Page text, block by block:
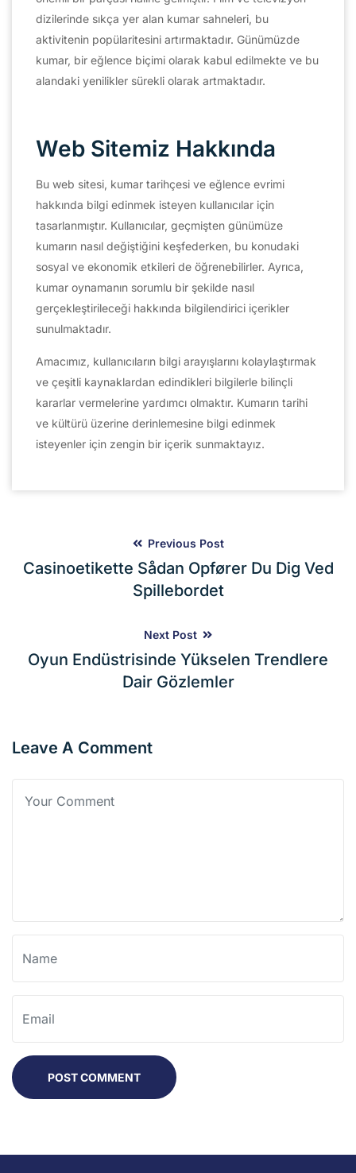
dizilerinde sıkça yer alan kumar sahneleri, bu
aktivitenin popülaritesini artırmaktadır. Günümüzde
kumar, bir eğlence biçimi olarak kabul edilmekte ve bu
alandaki yenilikler sürekli olarak artmaktadır.
Web Sitemiz Hakkında
Bu web sitesi, kumar tarihçesi ve eğlence evrimi
hakkında bilgi edinmek isteyen kullanıcılar için
tasarlanmıştır. Kullanıcılar, geçmişten günümüze
kumarın nasıl değiştiğini keşfederken, bu konudaki
sosyal ve ekonomik etkileri de öğrenebilirler. Ayrıca,
kumar oynamanın sorumlu bir şekilde nasıl
gerçekleştirileceği hakkında bilgilendirici içerikler
sunulmaktadır.
Amacımız, kullanıcıların bilgi arayışlarını kolaylaştırmak
ve çeşitli kaynaklardan edindikleri bilgilerle bilinçli
kararlar vermelerine yardımcı olmaktır. Kumarın tarihi
ve kültürü üzerine derinlemesine bilgi edinmek
isteyenler için zengin bir içerik sunmaktayız.
Previous Post
Casinoetikette Sådan Opfører Du Dig Ved
Spillebordet
Next Post
Oyun Endüstrisinde Yükselen Trendlere
Dair Gözlemler
Leave A Comment
POST COMMENT